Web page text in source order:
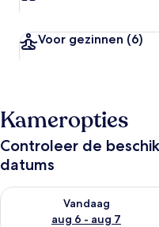
Voor gezinnen (6)
Kameropties
Controleer de
datums
Vandaag
aug 6 - aug 7
De beschikbaarheid